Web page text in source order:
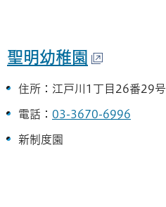
聖明幼稚園
住所：江戸川1丁目26番29号
電話： 03-3670-6996
新制度園